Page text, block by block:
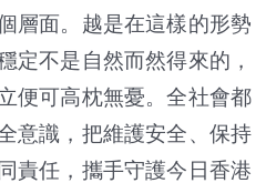
層面。越是在這樣的形勢
定不是自然而然得來的，
便可高枕無憂。全社會都
意識，把維護安全、保持
責任，攜手守護今日香港